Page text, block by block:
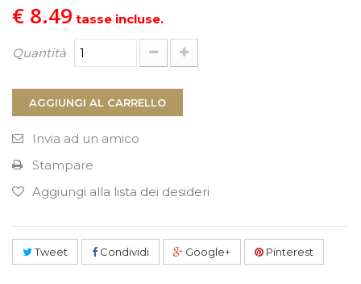
€ 8.49 tasse incluse.
Quantità
AGGIUNGI AL CARRELLO
Invia ad un amico
Stampare
Aggiungi alla lista dei desideri
Tweet Condividi Google+ Pinterest